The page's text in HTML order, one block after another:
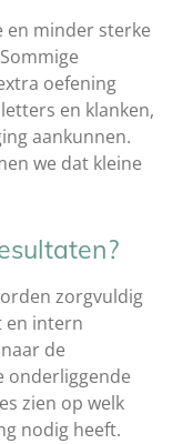
en minder sterke
oefening
en klanken,
aankunnen.
we dat kleine
zorgvuldig
en intern
de
onderliggende
zien op welk
nodig heeft.